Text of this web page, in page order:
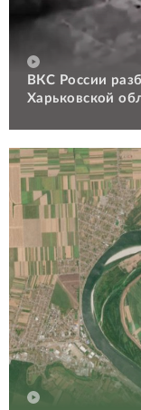
ВКС России
Харьковской